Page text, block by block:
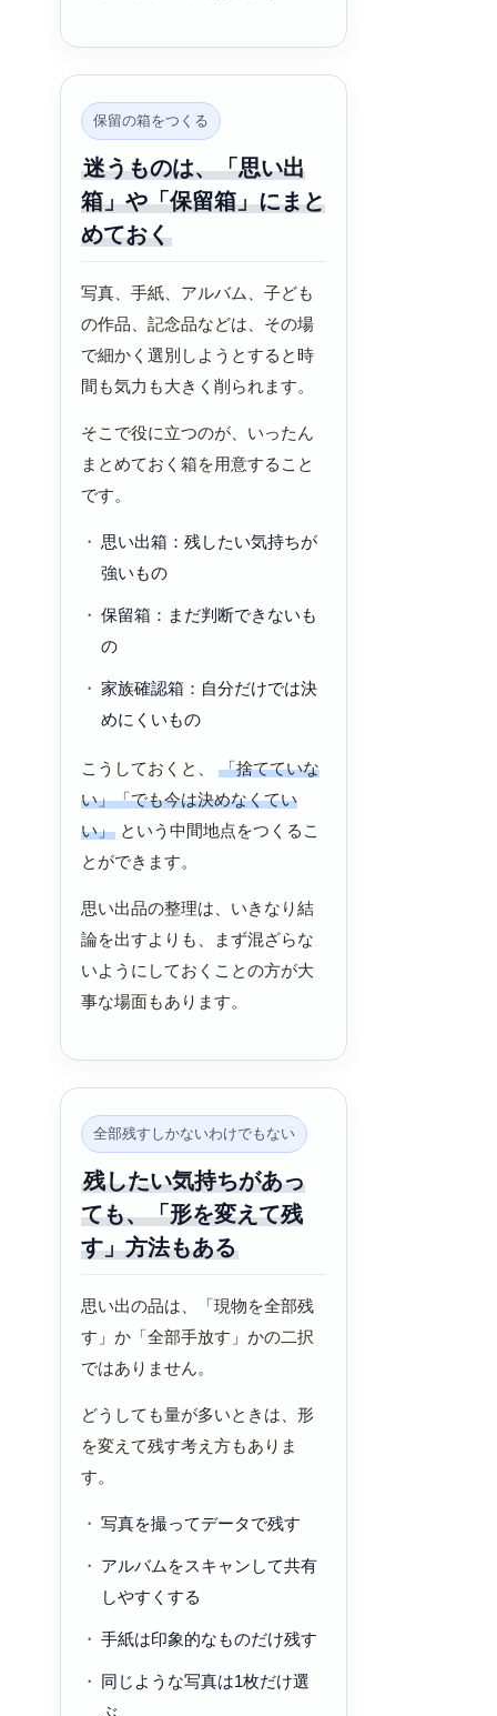
保留の箱をつくる
迷うものは、「思い出
箱」や「保留箱」にまと
めておく
写真、手紙、アルバム、子ども
の作品、記念品などは、その場
で細かく選別しようとすると時
間も気力も大きく削られます。
そこで役に立つのが、いったん
まとめておく箱を用意すること
です。
思い出箱：残したい気持ちが
強いもの
保留箱：まだ判断できないも
の
家族確認箱：自分だけでは決
めにくいもの
こうしておくと、「捨てていな
い」「でも今は決めなくてい
い」 という中間地点をつくるこ
とができます。
思い出品の整理は、いきなり結
論を出すよりも、まず混ざらな
いようにしておくことの方が大
事な場面もあります。
全部残すしかないわけでもない
残したい気持ちがあっ
ても、「形を変えて残
す」方法もある
思い出の品は、「現物を全部残
す」か「全部手放す」かの二択
ではありません。
どうしても量が多いときは、形
を変えて残す考え方もありま
す。
写真を撮ってデータで残す
アルバムをスキャンして共有
しやすくする
手紙は印象的なものだけ残す
同じような写真は1枚だけ選
ぶ